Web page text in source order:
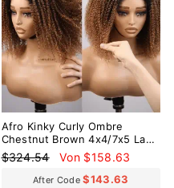
Afro Kinky Curly Ombre
Chestnut Brown 4x4/7x5 Lace
Pre-Everyhthing &
Transparent Lace Wear Go
Glueless Wig
Normaler
$324.54 Sonderpreis
Von $158.63
After Code$143.63